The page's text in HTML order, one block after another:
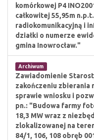
komórkowej P4
całkowitej 55,95m
radiokomunikacyjną i
działki o numerze
gmina Inowrocław."
Archiwum
Zawiadomienie
zakończeniu zbierania
sprawie wniosku i
pn.: "Budowa farmy
18,3 MW wraz z
zlokalizowanej na
84/1, 106, 108 obręb